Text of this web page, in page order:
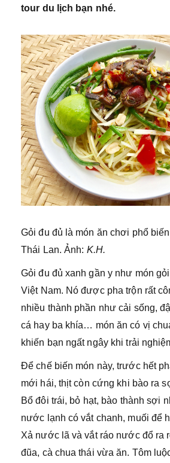
tour du lịch bạn nhé.
Gỏi đu đủ là món ăn chơi phổ
Thái Lan. Ảnh: K.H.
Gỏi đu đủ xanh gần y như món
Việt Nam. Nó được pha trộn rất
nhiều thành phần như cải sống,
cá hay ba khía… món ăn có vị
khiến bạn ngất ngây khi trải
Để chế biến món này, trước hết
mới hái, thịt còn cứng khi bào ra
Bổ đôi trái, bỏ hạt, bào thành sợi
nước lạnh có vắt chanh, muối để
Xả nước lã và vắt ráo nước đổ ra
đũa, cà chua thái vừa ăn. Tôm